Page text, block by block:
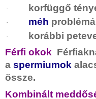
· korfüggő
· méh
·
korábbi
Férfi okok
a spermiumok
össze.
Kombinált